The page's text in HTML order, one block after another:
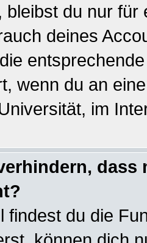
bleibst du nur
deines
wenn du an
im
dass
findest du die